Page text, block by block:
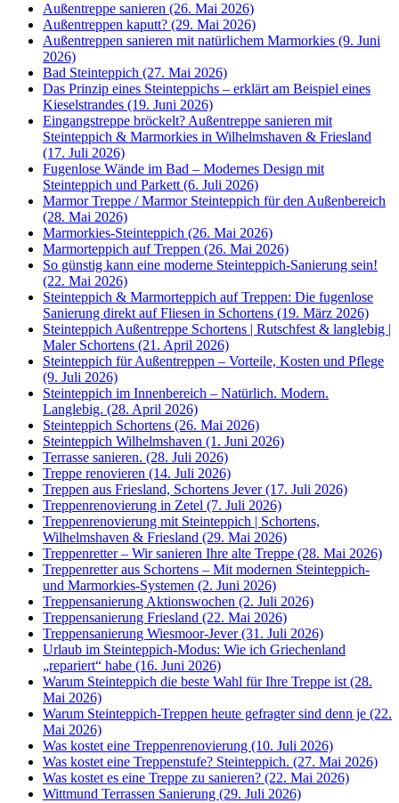
Außentreppe sanieren (26. Mai 2026)
Außentreppen kaputt? (29. Mai 2026)
Außentreppen sanieren mit natürlichem Marmorkies (9. Juni
2026)
Bad Steinteppich (27. Mai 2026)
Das Prinzip eines Steinteppichs – erklärt am Beispiel eines
Kieselstrandes (19. Juni 2026)
Eingangstreppe bröckelt? Außentreppe sanieren mit
Steinteppich & Marmorkies in Wilhelmshaven & Friesland
(17. Juli 2026)
Fugenlose Wände im Bad – Modernes Design mit
Steinteppich und Parkett (6. Juli 2026)
Marmor Treppe / Marmor Steinteppich für den Außenbereich
(28. Mai 2026)
Marmorkies-Steinteppich (26. Mai 2026)
Marmorteppich auf Treppen (26. Mai 2026)
So günstig kann eine moderne Steinteppich-Sanierung sein!
(22. Mai 2026)
Steinteppich & Marmorteppich auf Treppen: Die fugenlose
Sanierung direkt auf Fliesen in Schortens (19. März 2026)
Steinteppich Außentreppe Schortens | Rutschfest & langlebig |
Maler Schortens (21. April 2026)
Steinteppich für Außentreppen – Vorteile, Kosten und Pflege
(9. Juli 2026)
Steinteppich im Innenbereich – Natürlich. Modern.
Langlebig. (28. April 2026)
Steinteppich Schortens (26. Mai 2026)
Steinteppich Wilhelmshaven (1. Juni 2026)
Terrasse sanieren. (28. Juli 2026)
Treppe renovieren (14. Juli 2026)
Treppen aus Friesland, Schortens Jever (17. Juli 2026)
Treppenrenovierung in Zetel (7. Juli 2026)
Treppenrenovierung mit Steinteppich | Schortens,
Wilhelmshaven & Friesland (29. Mai 2026)
Treppenretter – Wir sanieren Ihre alte Treppe (28. Mai 2026)
Treppenretter aus Schortens – Mit modernen Steinteppich-
und Marmorkies-Systemen (2. Juni 2026)
Treppensanierung Aktionswochen (2. Juli 2026)
Treppensanierung Friesland (22. Mai 2026)
Treppensanierung Wiesmoor-Jever (31. Juli 2026)
Urlaub im Steinteppich-Modus: Wie ich Griechenland
„repariert“ habe (16. Juni 2026)
Warum Steinteppich die beste Wahl für Ihre Treppe ist (28.
Mai 2026)
Warum Steinteppich-Treppen heute gefragter sind denn je (22.
Mai 2026)
Was kostet eine Treppenrenovierung (10. Juli 2026)
Was kostet eine Treppenstufe? Steinteppich. (27. Mai 2026)
Was kostet es eine Treppe zu sanieren? (22. Mai 2026)
Wittmund Terrassen Sanierung (29. Juli 2026)